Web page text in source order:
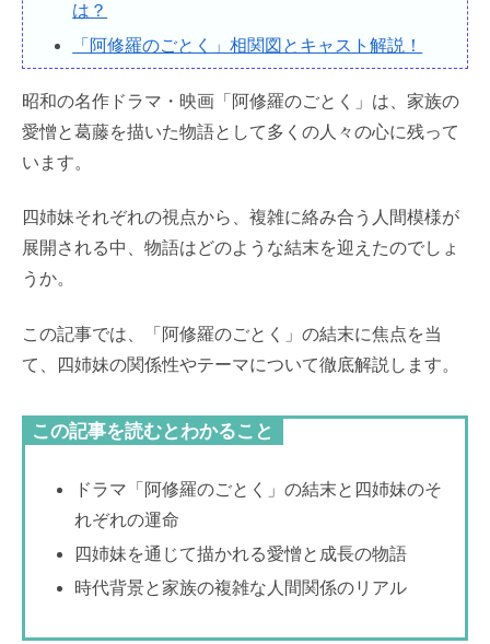
は？
「阿修羅のごとく」相関図とキャスト解説！
昭和の名作ドラマ・映画「阿修羅のごとく」は、家族の
愛憎と葛藤を描いた物語として多くの人々の心に残って
います。
四姉妹それぞれの視点から、複雑に絡み合う人間模様が
展開される中、物語はどのような結末を迎えたのでしょ
うか。
この記事では、「阿修羅のごとく」の結末に焦点を当
て、四姉妹の関係性やテーマについて徹底解説します。
この記事を読むとわかること
ドラマ「阿修羅のごとく」の結末と四姉妹のそ
れぞれの運命
四姉妹を通じて描かれる愛憎と成長の物語
時代背景と家族の複雑な人間関係のリアル